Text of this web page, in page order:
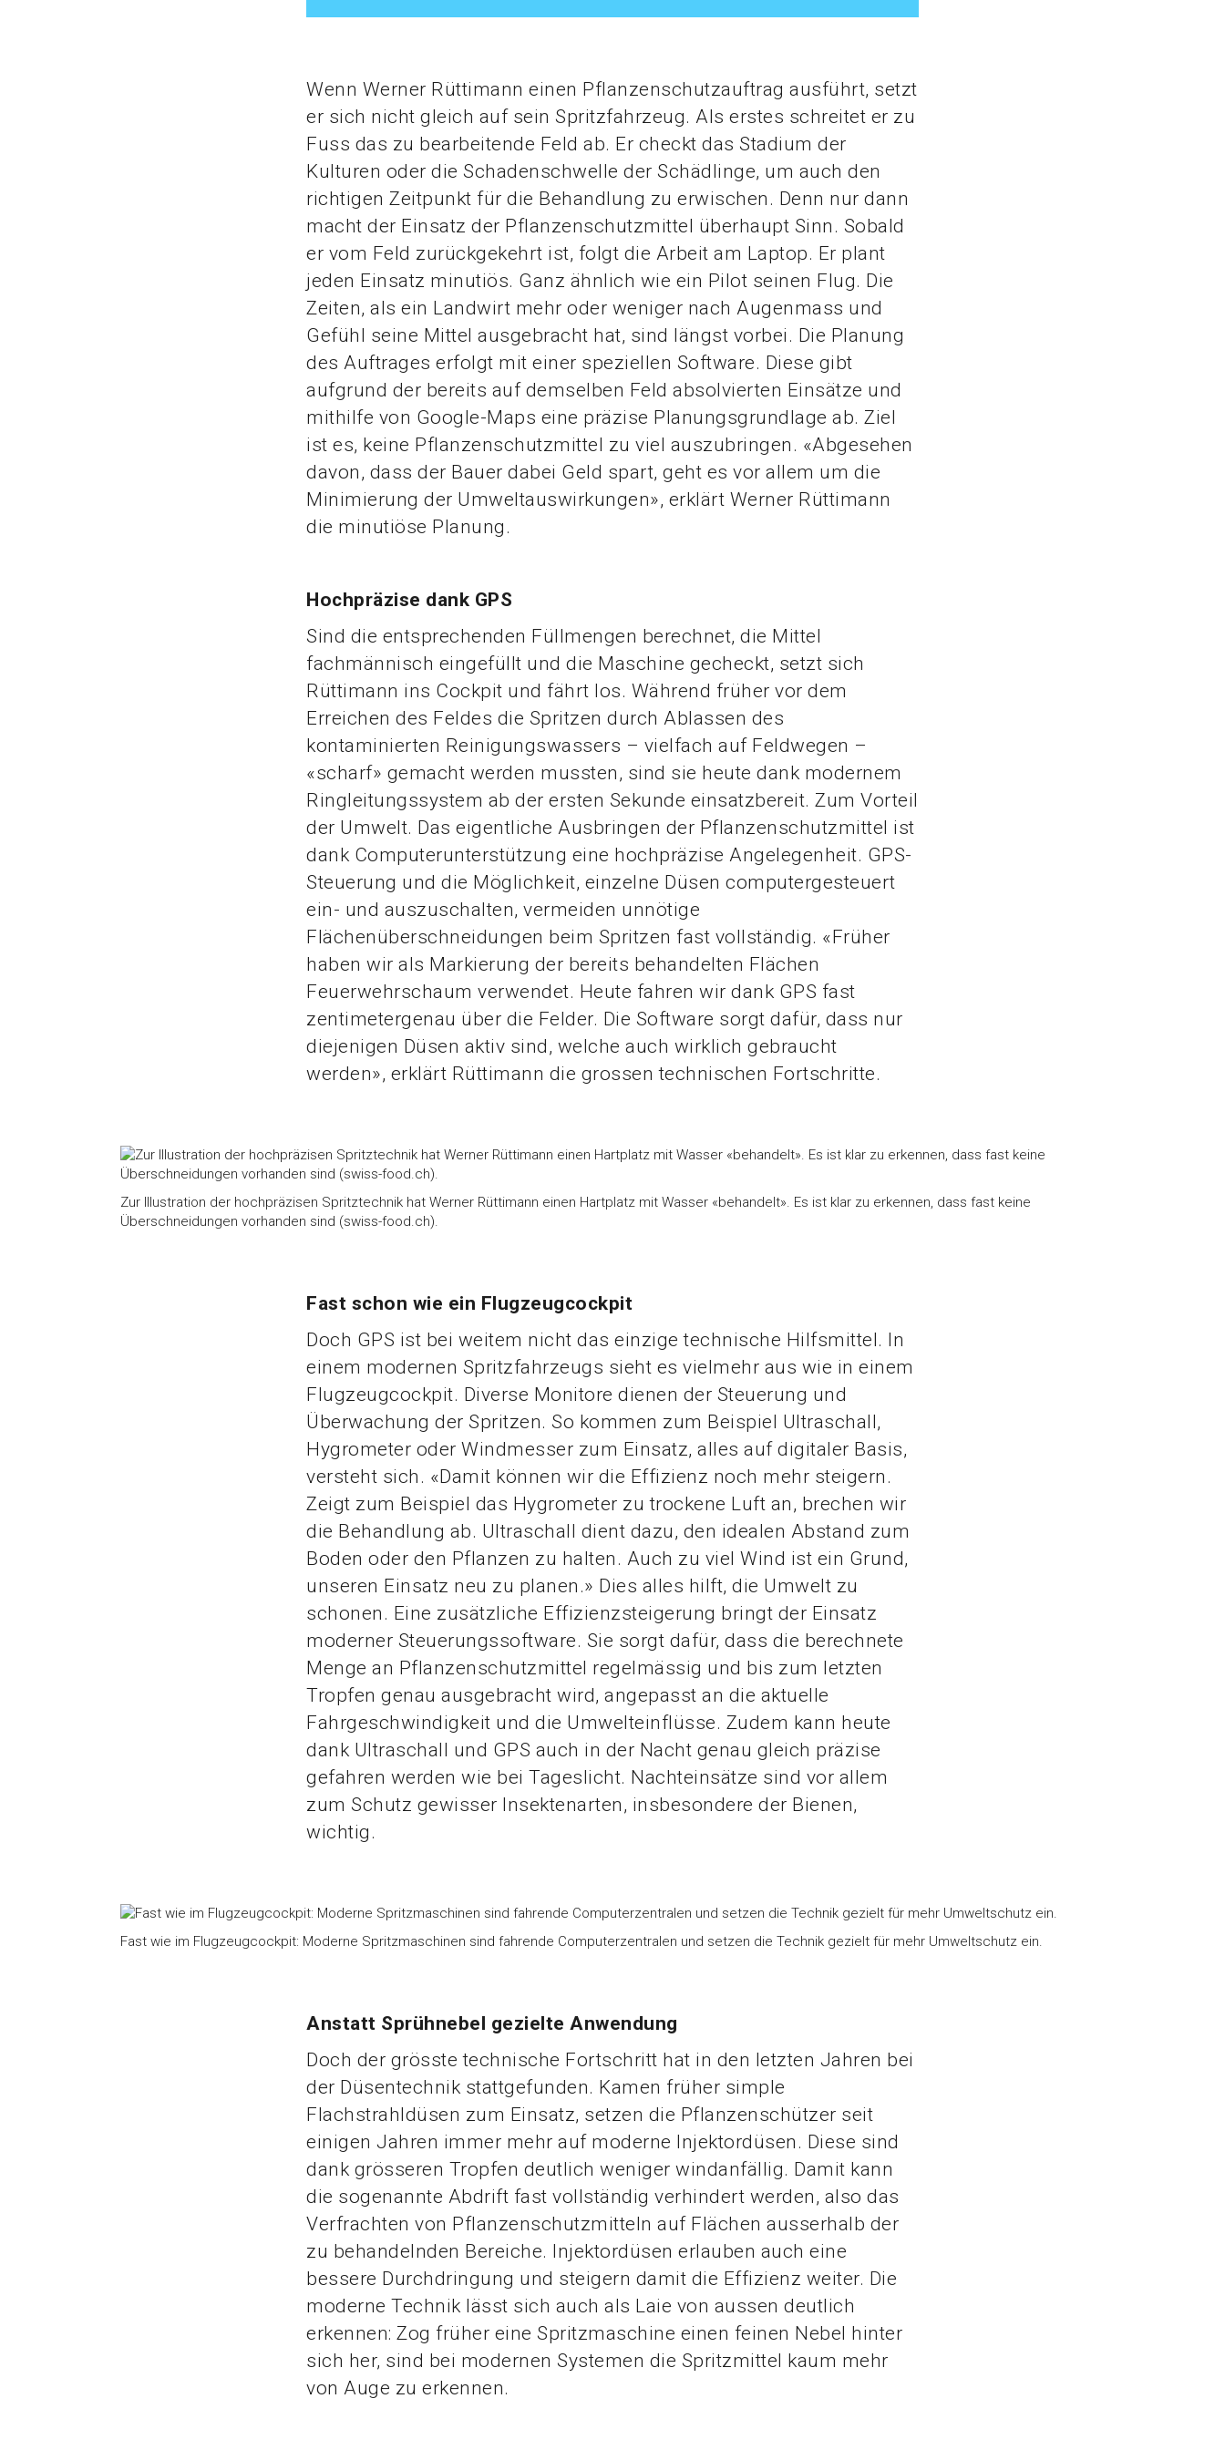
Wenn Werner Rüttimann einen Pflanzenschutzauftrag ausführt, setzt
er sich nicht gleich auf sein Spritzfahrzeug. Als erstes schreitet er zu
Fuss das zu bearbeitende Feld ab. Er checkt das Stadium der
Kulturen oder die Schadenschwelle der Schädlinge, um auch den
richtigen Zeitpunkt für die Behandlung zu erwischen. Denn nur dann
macht der Einsatz der Pflanzenschutzmittel überhaupt Sinn. Sobald
er vom Feld zurückgekehrt ist, folgt die Arbeit am Laptop. Er plant
jeden Einsatz minutiös. Ganz ähnlich wie ein Pilot seinen Flug. Die
Zeiten, als ein Landwirt mehr oder weniger nach Augenmass und
Gefühl seine Mittel ausgebracht hat, sind längst vorbei. Die Planung
des Auftrages erfolgt mit einer speziellen Software. Diese gibt
aufgrund der bereits auf demselben Feld absolvierten Einsätze und
mithilfe von Google-Maps eine präzise Planungsgrundlage ab. Ziel
ist es, keine Pflanzenschutzmittel zu viel auszubringen. «Abgesehen
davon, dass der Bauer dabei Geld spart, geht es vor allem um die
Minimierung der Umweltauswirkungen», erklärt Werner Rüttimann
die minutiöse Planung.
Hochpräzise dank GPS
Sind die entsprechenden Füllmengen berechnet, die Mittel
fachmännisch eingefüllt und die Maschine gecheckt, setzt sich
Rüttimann ins Cockpit und fährt los. Während früher vor dem
Erreichen des Feldes die Spritzen durch Ablassen des
kontaminierten Reinigungswassers – vielfach auf Feldwegen –
«scharf» gemacht werden mussten, sind sie heute dank modernem
Ringleitungssystem ab der ersten Sekunde einsatzbereit. Zum Vorteil
der Umwelt. Das eigentliche Ausbringen der Pflanzenschutzmittel ist
dank Computerunterstützung eine hochpräzise Angelegenheit. GPS-
Steuerung und die Möglichkeit, einzelne Düsen computergesteuert
ein- und auszuschalten, vermeiden unnötige
Flächenüberschneidungen beim Spritzen fast vollständig. «Früher
haben wir als Markierung der bereits behandelten Flächen
Feuerwehrschaum verwendet. Heute fahren wir dank GPS fast
zentimetergenau über die Felder. Die Software sorgt dafür, dass nur
diejenigen Düsen aktiv sind, welche auch wirklich gebraucht
werden», erklärt Rüttimann die grossen technischen Fortschritte.
Zur Illustration der hochpräzisen Spritztechnik hat Werner Rüttimann einen Hartplatz mit Wasser «behandelt». Es ist klar zu erkennen, dass fast keine
Überschneidungen vorhanden sind (swiss-food.ch).
Fast schon wie ein Flugzeugcockpit
Doch GPS ist bei weitem nicht das einzige technische Hilfsmittel. In
einem modernen Spritzfahrzeugs sieht es vielmehr aus wie in einem
Flugzeugcockpit. Diverse Monitore dienen der Steuerung und
Überwachung der Spritzen. So kommen zum Beispiel Ultraschall,
Hygrometer oder Windmesser zum Einsatz, alles auf digitaler Basis,
versteht sich. «Damit können wir die Effizienz noch mehr steigern.
Zeigt zum Beispiel das Hygrometer zu trockene Luft an, brechen wir
die Behandlung ab. Ultraschall dient dazu, den idealen Abstand zum
Boden oder den Pflanzen zu halten. Auch zu viel Wind ist ein Grund,
unseren Einsatz neu zu planen.» Dies alles hilft, die Umwelt zu
schonen. Eine zusätzliche Effizienzsteigerung bringt der Einsatz
moderner Steuerungssoftware. Sie sorgt dafür, dass die berechnete
Menge an Pflanzenschutzmittel regelmässig und bis zum letzten
Tropfen genau ausgebracht wird, angepasst an die aktuelle
Fahrgeschwindigkeit und die Umwelteinflüsse. Zudem kann heute
dank Ultraschall und GPS auch in der Nacht genau gleich präzise
gefahren werden wie bei Tageslicht. Nachteinsätze sind vor allem
zum Schutz gewisser Insektenarten, insbesondere der Bienen,
wichtig.
Fast wie im Flugzeugcockpit: Moderne Spritzmaschinen sind fahrende Computerzentralen und setzen die Technik gezielt für mehr Umweltschutz ein.
Anstatt Sprühnebel gezielte Anwendung
Doch der grösste technische Fortschritt hat in den letzten Jahren bei
der Düsentechnik stattgefunden. Kamen früher simple
Flachstrahldüsen zum Einsatz, setzen die Pflanzenschützer seit
einigen Jahren immer mehr auf moderne Injektordüsen. Diese sind
dank grösseren Tropfen deutlich weniger windanfällig. Damit kann
die sogenannte Abdrift fast vollständig verhindert werden, also das
Verfrachten von Pflanzenschutzmitteln auf Flächen ausserhalb der
zu behandelnden Bereiche. Injektordüsen erlauben auch eine
bessere Durchdringung und steigern damit die Effizienz weiter. Die
moderne Technik lässt sich auch als Laie von aussen deutlich
erkennen: Zog früher eine Spritzmaschine einen feinen Nebel hinter
sich her, sind bei modernen Systemen die Spritzmittel kaum mehr
von Auge zu erkennen.